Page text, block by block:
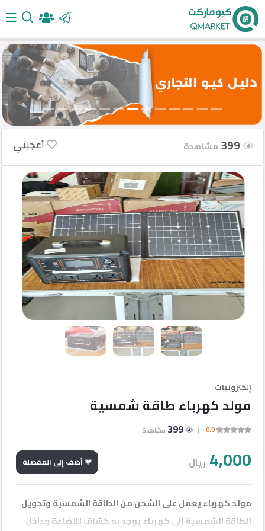
إعلانك
تسجيل
الدخول
English
إعلانات
مميزة
أحدث
الأقسام
مطلوب
بنا
مشاهدة أعجبني
إلكترونيات
مولد كهرباء طاقة شمسية
0.0
399 مشاهدة
4,000 ريال أضف إلى المفضلة
مولد كهرباء يعمل على الشحن من الطاقة الشمسية وتحويل
الطاقة الشمسية إلى كهرباء يوجد به كشاف للاضاءة وداخل